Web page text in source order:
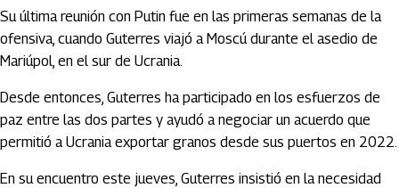
Su última reunión con Putin fue en las primeras semanas de la
ofensiva, cuando Guterres viajó a Moscú durante el asedio de
Mariúpol, en el sur de Ucrania.
Desde entonces, Guterres ha participado en los esfuerzos de
paz entre las dos partes y ayudó a negociar un acuerdo que
permitió a Ucrania exportar granos desde sus puertos en 2022.
En su encuentro este jueves, Guterres insistió en la necesidad